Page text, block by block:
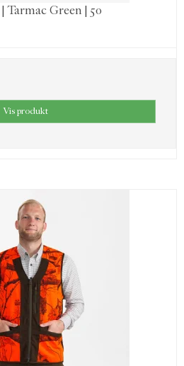
Tarmac Green | 50
Vis produkt